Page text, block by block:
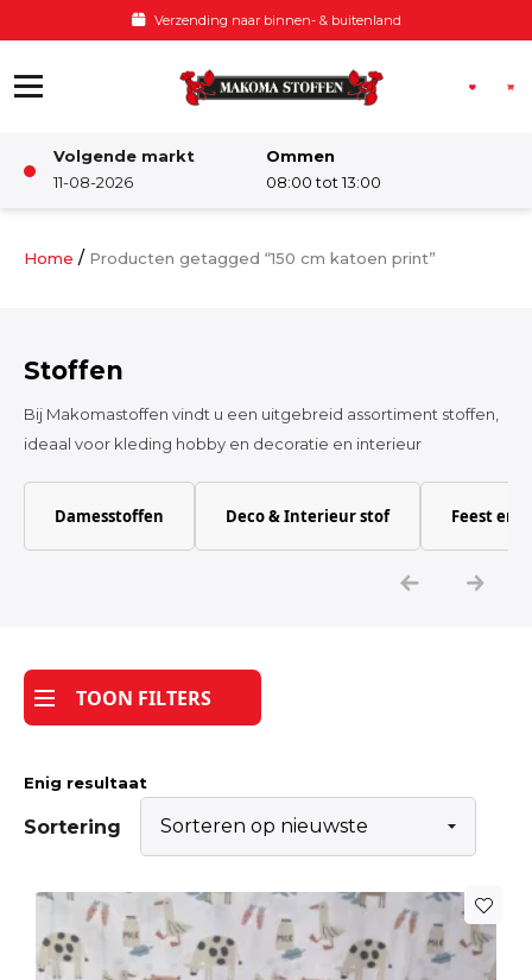
Verzending naar binnen- & buitenland
Volgende markt
11-08-2026
Ommen
08:00 tot 13:00
Damesstoffen
Katoen
Tijdpakker stof
Home / Producten getagged “150 cm katoen print”
Stoffen
Bij Makomastoffen vindt u een uitgebreid assortiment stoffen,
ideaal voor kleding hobby en decoratie en interieur
Damesstoffen Deco & Interieur stof Feest en
TOON FILTERS
Enig resultaat
Sortering